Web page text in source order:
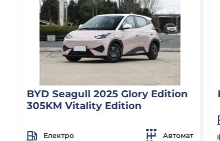
BYD Seagull 2025 Glory Edition
305KM Vitality Edition
Електро
Автомат